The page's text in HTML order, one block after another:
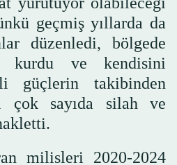
geçmiş yıllarda da
düzenledi, bölgede
kurdu ve kendisini
güçlerin takibinden
çok sayıda silah ve
milisleri 2020-2024